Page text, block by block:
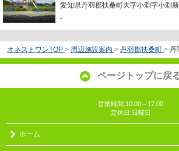
愛知県丹羽郡扶桑町大字小淵字小淵
-
オネストワンTOP > 周辺施設案内 > 丹羽郡扶桑町 > 丹
ページトップに戻
営業時間:10:00～17:00
定休日:日曜日
ホーム